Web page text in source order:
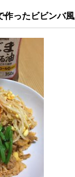
作ったビビンバ風